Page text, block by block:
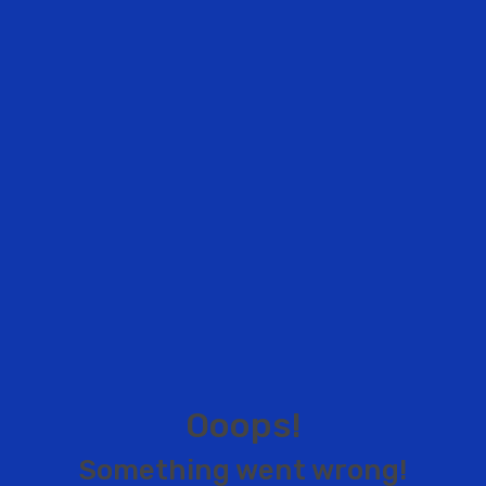
Ooops!
Something went wrong!